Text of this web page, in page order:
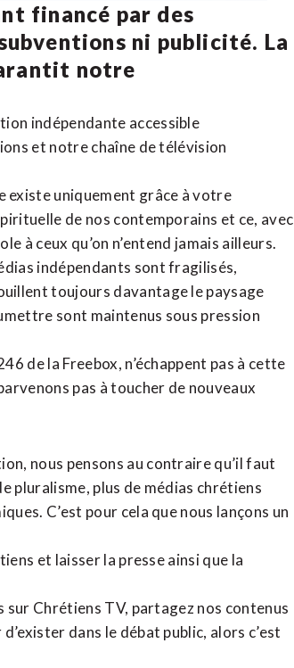
financé par des
ni publicité. La
notre
indépendante accessible
et notrechaîne de télévision
existe uniquement grâce à votre
de nos contemporains et ce, avec
à ceux qu’on n’entend jamais ailleurs.
indépendants sont fragilisés,
toujours davantage le paysage
sont maintenus sous pression
de la Freebox, n’échappent pas à cette
pas à toucher de nouveaux
nous pensons au contraire qu’il faut
pluralisme, plus de médias chrétiens
C’est pour cela que nous lançons un
et laisser la presse ainsi que la
sur Chrétiens TV, partagez nos contenus
dans le débat public, alors c’est